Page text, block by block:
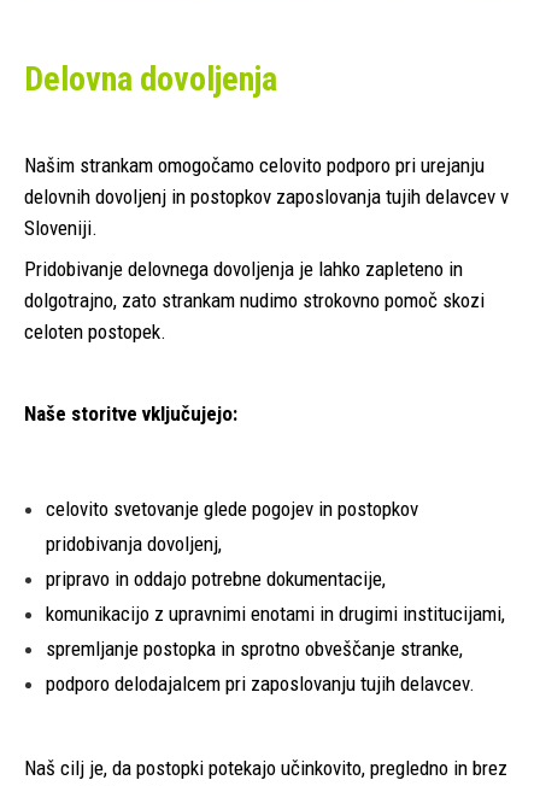
Delovna dovoljenja
Našim strankam omogočamo celovito podporo pri urejanju
delovnih dovoljenj in postopkov zaposlovanja tujih delavcev v
Sloveniji.
Pridobivanje delovnega dovoljenja je lahko zapleteno in
dolgotrajno, zato strankam nudimo strokovno pomoč skozi
celoten postopek.
Naše storitve vključujejo:
celovito svetovanje glede pogojev in postopkov
pridobivanja dovoljenj,
pripravo in oddajo potrebne dokumentacije,
komunikacijo z upravnimi enotami in drugimi institucijami,
spremljanje postopka in sprotno obveščanje stranke,
podporo delodajalcem pri zaposlovanju tujih delavcev.
Naš cilj je, da postopki potekajo učinkovito, pregledno in brez